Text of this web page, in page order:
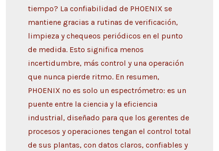
tiempo? La confiabilidad de PHOENIX se
mantiene gracias a rutinas de verificación,
limpieza y chequeos periódicos en el punto
de medida. Esto significa menos
incertidumbre, más control y una operación
que nunca pierde ritmo. En resumen,
PHOENIX no es solo un espectrómetro: es un
puente entre la ciencia y la eficiencia
industrial, diseñado para que los gerentes de
procesos y operaciones tengan el control total
de sus plantas, con datos claros, confiables y